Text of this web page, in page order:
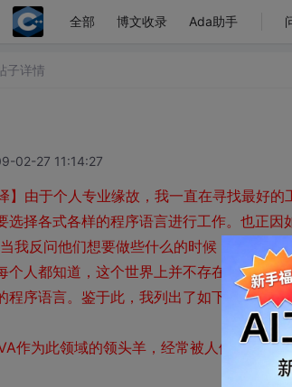
全部 博文收录 Ada助手
子详情
02-27 11:14:27
】由于个人专业缘故，我一直在寻找最好
选择各式各样的程序语言进行工作。也正
我反问他们想要做些什么的时候，他们却
个人都知道，这个世界上并不存在万能的“
程序语言。鉴于此，我列出了如下的一个清
作为此领域的领头羊，经常被人们使用在